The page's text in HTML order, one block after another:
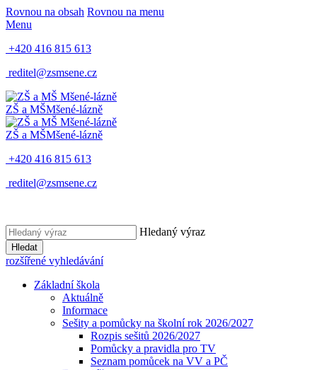
Rovnou na obsah Rovnou na menu
Menu
+420 416 815 613
reditel@zsmsene.cz
ZŠ a MŠMšené-lázně
ZŠ a MŠMšené-lázně
+420 416 815 613
reditel@zsmsene.cz
Hledaný výraz
Hledat
rozšířené vyhledávání
Základní škola
Aktuálně
Informace
Sešity a pomůcky na školní rok 2026/2027
Rozpis sešitů 2026/2027
Pomůcky a pravidla pro TV
Seznam pomůcek na VV a PČ